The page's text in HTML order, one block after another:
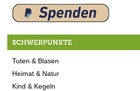
SCHWERPUNKTE
Tuten & Blasen
Heimat & Natur
Kind & Kegeln